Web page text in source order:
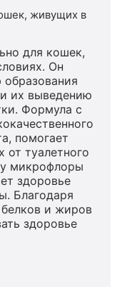
живущих в
для кошек,
Он
их выведению
Формула с
помогает
от туалетного
микрофлоры
здоровье
Благодаря
и жиров
здоровье